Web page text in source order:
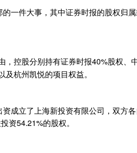
一件大事，其中证券时报的股权归属
控股分别持有证券时报40%股权、
杭州凯悦的项目权益。
立了上海新投资有限公司，双方
资54.21%的股权。